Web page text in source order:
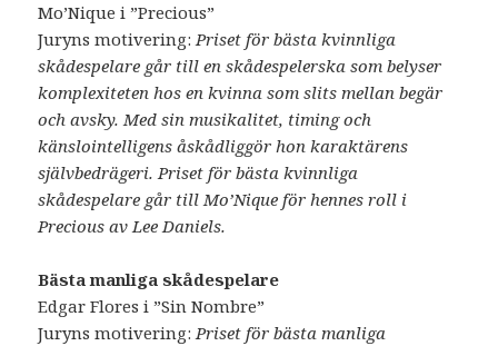
Mo’Nique i ”Precious”
Juryns motivering:Priset för bästa kvinnliga
skådespelare går till en skådespelerska som belyser
komplexiteten hos en kvinna som slits mellan begär
och avsky. Med sin musikalitet, timing och
känslointelligens åskådliggör hon karaktärens
självbedrägeri. Priset för bästa kvinnliga
skådespelare går till Mo’Nique för hennes roll i
Precious av Lee Daniels.
Bästa manliga skådespelare
Edgar Flores i ”Sin Nombre”
Juryns motivering:Priset för bästa manliga